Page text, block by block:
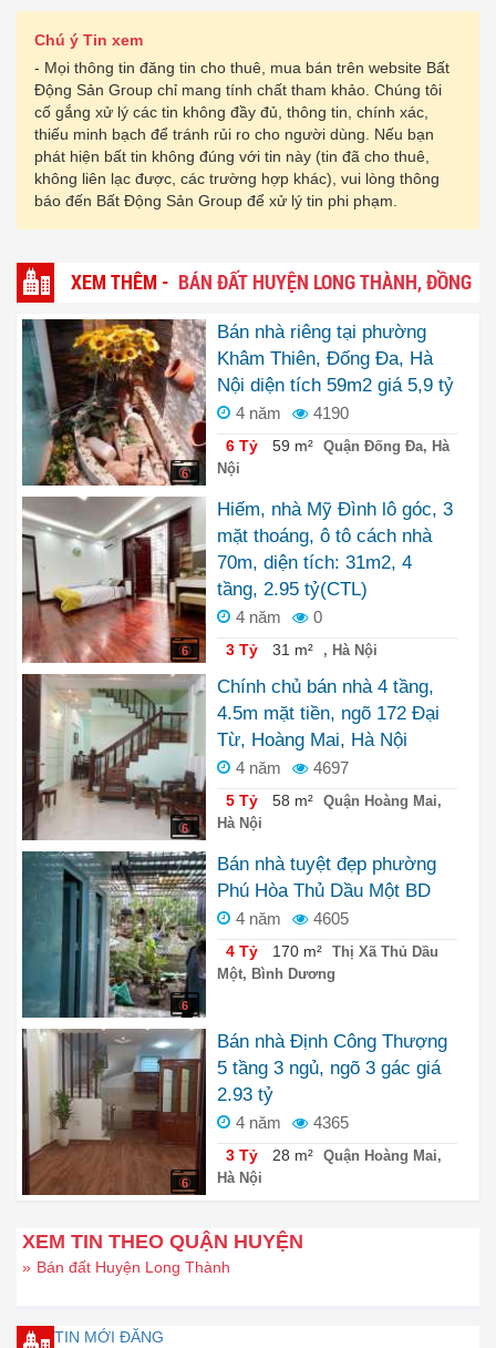
Chú ý Tin xem
- Mọi thông tin đăng tin cho thuê, mua bán trên website Bất
Động Sản Group chỉ mang tính chất tham khảo. Chúng tôi
cố gắng xử lý các tin không đầy đủ, thông tin, chính xác,
thiếu minh bạch để tránh rủi ro cho người dùng. Nếu bạn
phát hiện bất tin không đúng với tin này (tin đã cho thuê,
không liên lạc được, các trường hợp khác), vui lòng thông
báo đến Bất Động Sản Group để xử lý tin phi phạm.
XEM THÊM - BÁN ĐẤT HUYỆN LONG THÀNH, ĐỒNG
NAI
6
Bán nhà riêng tại phường
Khâm Thiên, Đống Đa, Hà
Nội diện tích 59m2 giá 5,9 tỷ
4 năm 4190
6 Tỷ 59 m²
Quận Đống Đa, Hà
Nội
6
Hiếm, nhà Mỹ Đình lô góc, 3
mặt thoáng, ô tô cách nhà
70m, diện tích: 31m2, 4
tầng, 2.95 tỷ(CTL)
4 năm 0
3 Tỷ 31 m² , Hà Nội
6
Chính chủ bán nhà 4 tầng,
4.5m mặt tiền, ngõ 172 Đại
Từ, Hoàng Mai, Hà Nội
4 năm 4697
5 Tỷ 58 m²
Quận Hoàng Mai,
Hà Nội
6
Bán nhà tuyệt đẹp phường
Phú Hòa Thủ Dầu Một BD
4 năm 4605
4 Tỷ 170 m²
Thị Xã Thủ Dầu
Một, Bình Dương
6
Bán nhà Định Công Thượng
5 tầng 3 ngủ, ngõ 3 gác giá
2.93 tỷ
4 năm 4365
3 Tỷ 28 m²
Quận Hoàng Mai,
Hà Nội
XEM TIN THEO QUẬN HUYỆN
» Bán đất Huyện Long Thành
TIN MỚI ĐĂNG